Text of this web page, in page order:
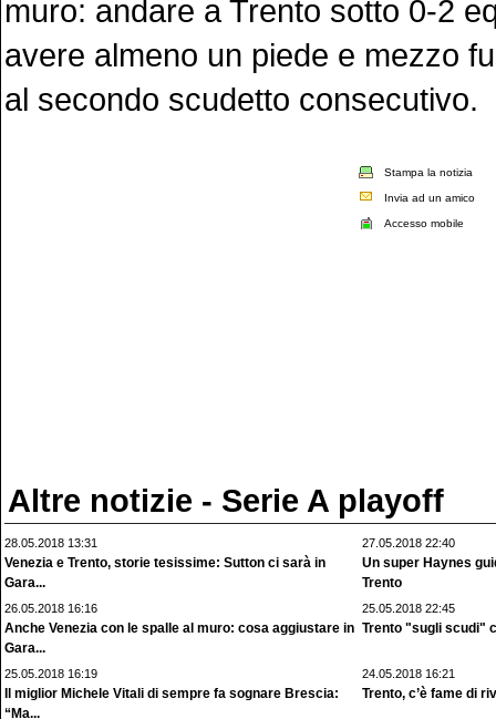
muro: andare a Trento sotto 0-2
avere almeno un piede e mezzo
al secondo scudetto consecutivo.
Stampa la notizia
Invia ad un amico
Accesso mobile
Altre notizie - Serie A playoff
28.05.2018 13:31
Venezia e Trento, storie tesissime: Sutton ci sarà in
Gara...
27.05.2018 22:40
Un super Haynes
Trento
26.05.2018 16:16
Anche Venezia con le spalle al muro: cosa aggiustare in
Gara...
25.05.2018 22:45
Trento "sugli scudi"
25.05.2018 16:19
Il miglior Michele Vitali di sempre fa sognare Brescia:
“Ma...
24.05.2018 16:21
Trento, c’è fame di